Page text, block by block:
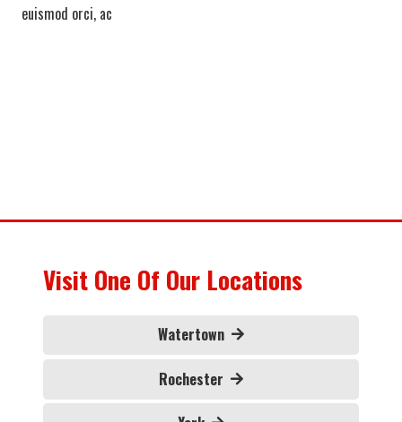
euismod orci, ac
Visit One Of Our Locations
Watertown
Rochester